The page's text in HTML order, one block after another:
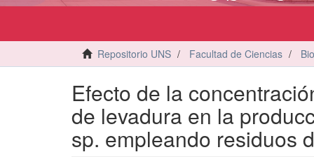
Repositorio UNS Facultad de Ciencias
Efecto de la
de levadura en la
sp. empleando residuos